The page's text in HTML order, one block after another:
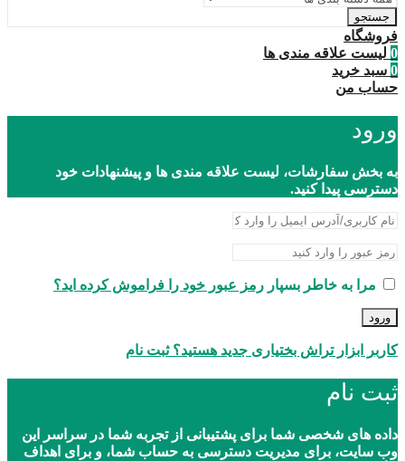
جستجو
فروشگاه
0 لیست علاقه مندی ها
0 سبد خرید
حساب من
ورود
به بخش سفارشات، لیست علاقه مندی ها و پیشنهادات خود
دسترسی پیدا کنید.
مرا به خاطر بسپار رمز عبور خود را فراموش کرده اید؟
ورود
کاربر ابزار تراش بختیاری جدید هستید؟ ثبت نام
ثبت نام
داده های شخصی شما برای پشتیبانی از تجربه شما در سراسر این
وب سایت، برای مدیریت دسترسی به حساب شما، و برای اهداف